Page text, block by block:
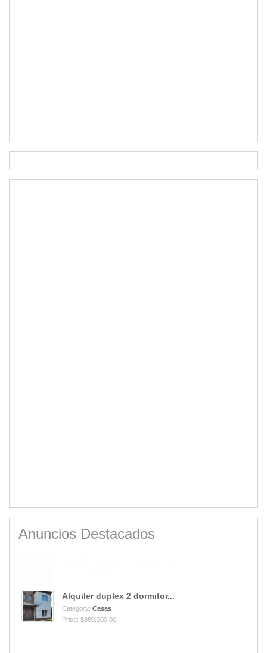
Anuncios Destacados
Alquiler duplex 2 dormitor...
Category: Casas
Price: $850,000.00